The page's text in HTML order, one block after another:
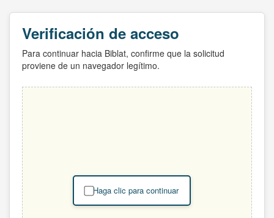
Verificación de acceso
Para continuar hacia Biblat, confirme que la solicitud
proviene de un navegador legítimo.
Haga clic para continuar